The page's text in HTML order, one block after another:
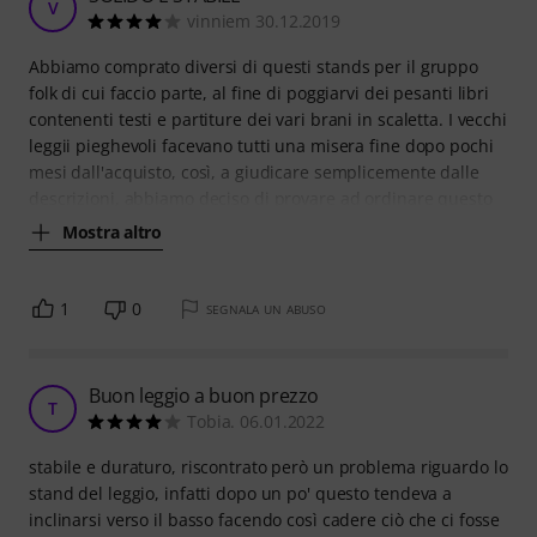
V
vinniem 30.12.2019
Abbiamo comprato diversi di questi stands per il gruppo
folk di cui faccio parte, al fine di poggiarvi dei pesanti libri
contenenti testi e partiture dei vari brani in scaletta. I vecchi
leggii pieghevoli facevano tutti una misera fine dopo pochi
mesi dall'acquisto, così, a giudicare semplicemente dalle
Mostra altro
1 0 SEGNALA UN ABUSO
T Buon leggio a buon prezzo
Tobia. 06.01.2022
stabile e duraturo, riscontrato però un problema riguardo lo
stand del leggio, infatti dopo un po' questo tendeva a
inclinarsi verso il basso facendo così cadere ciò che ci fosse